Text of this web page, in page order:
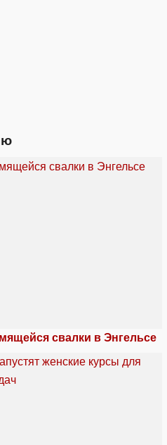
свалки в Энгельсе